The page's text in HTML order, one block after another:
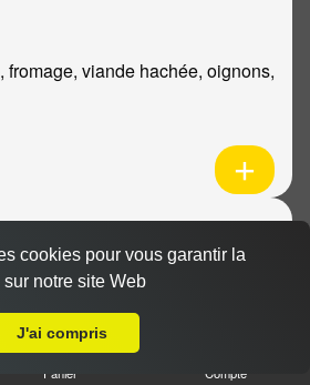
fromage, viande hachée, oignons,
fromage, poulet, pommes de
barbecue
Panier Compte
cookies pour vous garantir la
notre site Web
J'ai compris